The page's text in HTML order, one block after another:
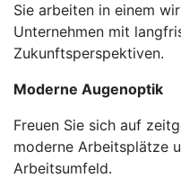
Sie arbeiten in einem
Unternehmen mit
Zukunftsperspektiven.
Moderne Augenoptik
Freuen Sie sich auf
moderne Arbeitsplätze
Arbeitsumfeld.